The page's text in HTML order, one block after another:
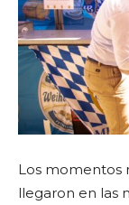
Los momentos
llegaron en las